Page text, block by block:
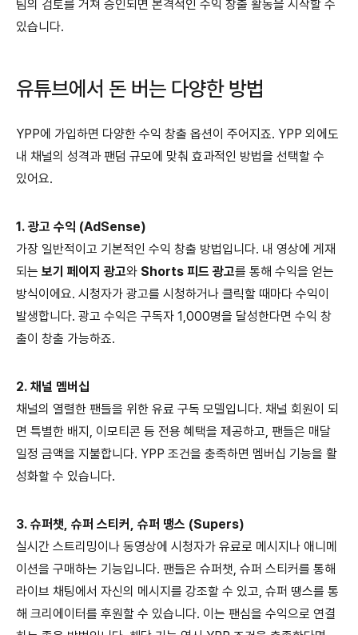
팀의 검토를 거쳐 승인되면 본격적인 수익 창출 활동을 시작할 수
있습니다.
유튜브에서 돈 버는 다양한 방법
YPP에 가입하면 다양한 수익 창출 옵션이 주어지죠. YPP 외에도
내 채널의 성격과 팬덤 규모에 맞춰 효과적인 방법을 선택할 수
있어요.
1. 광고 수익 (AdSense)
가장 일반적이고 기본적인 수익 창출 방법입니다. 내 영상에 게재
되는 보기 페이지 광고와 Shorts 피드 광고를 통해 수익을 얻는
방식이에요. 시청자가 광고를 시청하거나 클릭할 때마다 수익이
발생합니다. 광고 수익은 구독자 1,000명을 달성한다면 수익 창
출이 창출 가능하죠.
2. 채널 멤버십
채널의 열렬한 팬들을 위한 유료 구독 모델입니다. 채널 회원이 되
면 특별한 배지, 이모티콘 등 전용 혜택을 제공하고, 팬들은 매달
일정 금액을 지불합니다. YPP 조건을 충족하면 멤버십 기능을 활
성화할 수 있습니다.
3. 슈퍼챗, 슈퍼 스티커, 슈퍼 땡스 (Supers)
실시간 스트리밍이나 동영상에 시청자가 유료로 메시지나 애니메
이션을 구매하는 기능입니다. 팬들은 슈퍼챗, 슈퍼 스티커를 통해
라이브 채팅에서 자신의 메시지를 강조할 수 있고, 슈퍼 땡스를 통
해 크리에이터를 후원할 수 있습니다. 이는 팬심을 수익으로 연결